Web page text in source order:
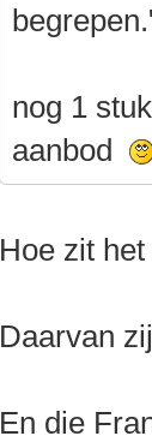
nog 1
aanbod
Hoe zit
Daarvan
En die